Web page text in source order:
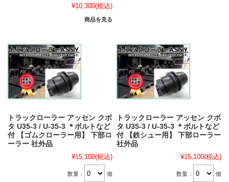
¥10,300(税込)
商品を見る
トラックローラー アッセン クボ
タ U35-3 / U-35-3 ＊ボルトなど
付 【ゴムクローラー用】 下部ロ
ーラー 社外品
¥15,100(税込)
数量： 個
トラックローラー アッセン クボ
タ U35-3 / U-35-3 ＊ボルトなど
付 【鉄シュー用】 下部ローラー
社外品
¥15,100(税込)
数量： 個